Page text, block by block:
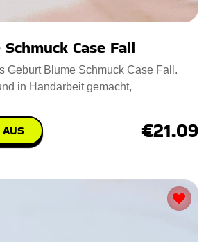
Case Fall
Geburt Blume Schmuck Case Fall.
in Handarbeit gemacht,
€21.09